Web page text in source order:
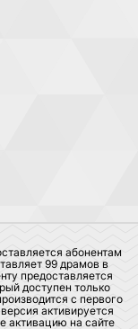
абонентам
99 драмов в
предоставляется
доступен только
с первого
активируется
активацию на сайте